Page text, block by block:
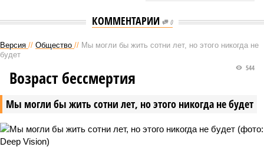
КОММЕНТАРИИ 0
Версия // Общество // Мы могли бы жить сотни лет, но этого никогда не
будет
Мы могли бы жить сотни лет, но этого никогда не будет
544
Возраст бессмертия